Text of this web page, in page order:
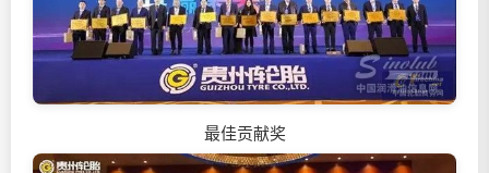
最佳贡献奖